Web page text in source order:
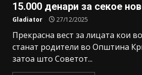
15.000 денари за секое
Gladiator 27/12/2025
Прекрасна вест за лицата кои
станат родители во Општина
затоа што Советот...